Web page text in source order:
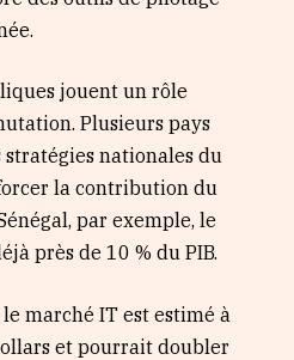
jouent un rôle
Plusieurs pays
nationales du
la contribution du
par exemple, le
près de 10 % du PIB.
marché IT est estimé à
et pourrait doubler